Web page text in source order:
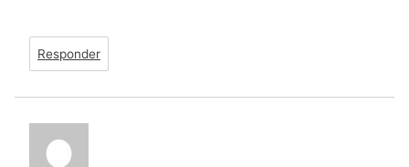
Responder